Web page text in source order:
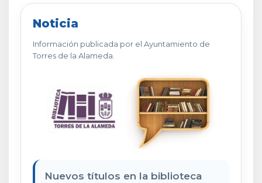
Noticia
Información publicada por el Ayuntamiento de
Torres de la Alameda.
Nuevos títulos en la biblioteca